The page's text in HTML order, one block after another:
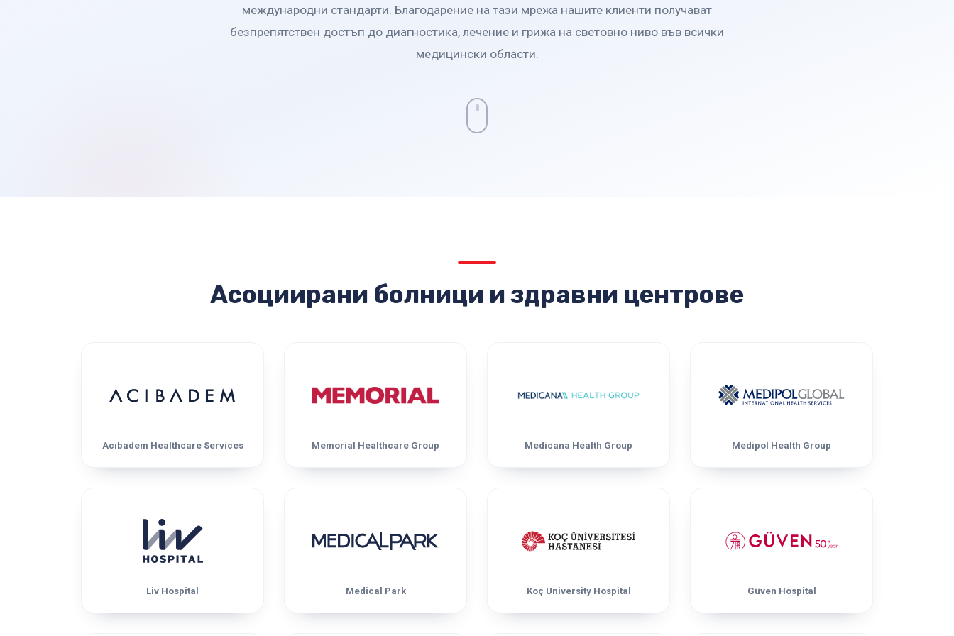
международни стандарти. Благодарение на тази мрежа нашите клиенти получават
безпрепятствен достъп до диагностика, лечение и грижа на световно ниво във всички
медицински области.
Асоциирани болници и здравни центрове
Acıbadem Healthcare Services Memorial Healthcare Group Medicana Health Group Medipol Health Group
Liv Hospital Medical Park Koç University Hospital Güven Hospital